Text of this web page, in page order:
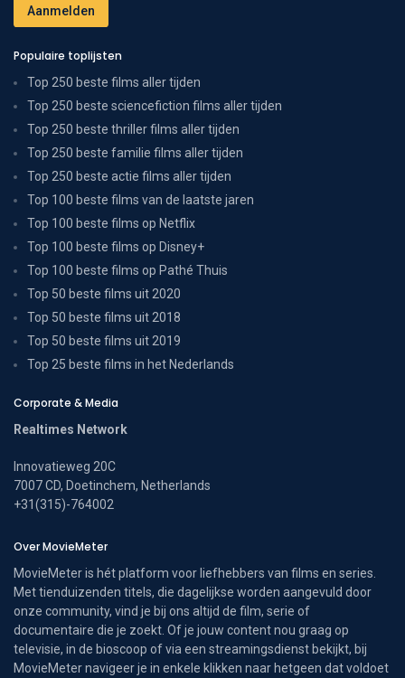
Populaire toplijsten
Top 250 beste films aller tijden
Top 250 beste sciencefiction films aller tijden
Top 250 beste thriller films aller tijden
Top 250 beste familie films aller tijden
Top 250 beste actie films aller tijden
Top 100 beste films van de laatste jaren
Top 100 beste films op Netflix
Top 100 beste films op Disney+
Top 100 beste films op Pathé Thuis
Top 50 beste films uit 2020
Top 50 beste films uit 2018
Top 50 beste films uit 2019
Top 25 beste films in het Nederlands
Corporate & Media
Realtimes Network
Innovatieweg 20C
7007 CD, Doetinchem, Netherlands
+31(315)-764002
Over MovieMeter
MovieMeter is hét platform voor liefhebbers van films en series.
Met tienduizenden titels, die dagelijkse worden aangevuld door
onze community, vind je bij ons altijd de film, serie of
documentaire die je zoekt. Of je jouw content nou graag op
televisie, in de bioscoop of via een streamingsdienst bekijkt, bij
MovieMeter navigeer je in enkele klikken naar hetgeen dat voldoet